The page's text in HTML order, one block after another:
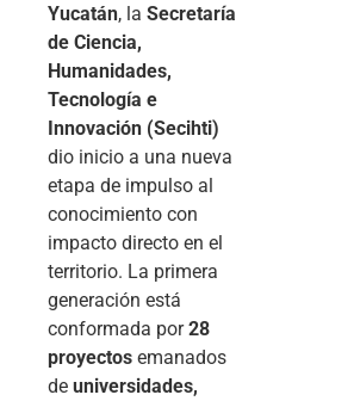
Yucatán, la Secretaría
de Ciencia,
Humanidades,
Tecnología e
Innovación (Secihti)
dio inicio a una nueva
etapa de impulso al
conocimiento con
impacto directo en el
territorio. La primera
generación está
conformada por28
proyectos emanados
de universidades,